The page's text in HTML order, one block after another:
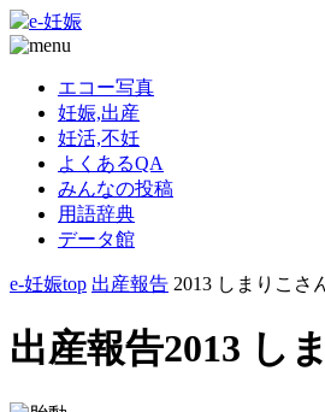
エコー写真
妊娠,出産
妊活,不妊
よくあるQA
みんなの投稿
用語辞典
データ館
e-妊娠top 出産報告 2013 しまりこさ
出産報告2013 し